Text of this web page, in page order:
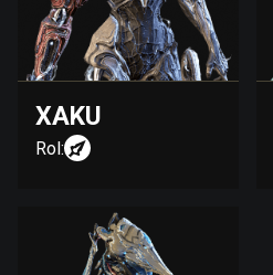
XAKU
Rol: